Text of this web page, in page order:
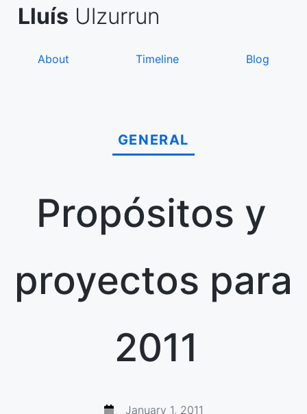
SkipLluís Ulzurrun
About Timeline Blog
GENERAL
Propósitos y
proyectos para
2011
January 1, 2011